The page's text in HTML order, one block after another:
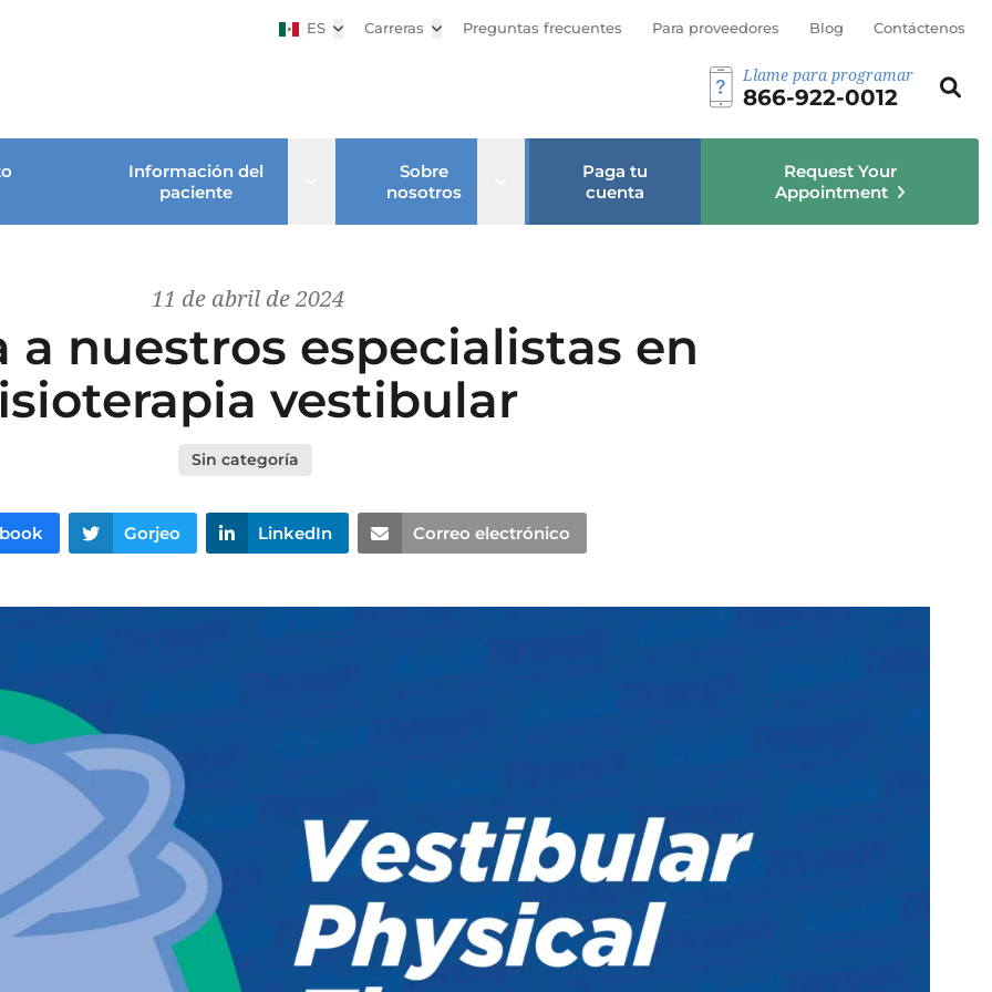
ES Abrir submenú
Carreras Abrir submenú
Preguntas frecuentes Para proveedores Blog Contáctenos
Llame para programar
866-922-0012
Busca
Información del
paciente
Open sub menu
Sobre
nosotros
Open sub menu
Paga tu
cuenta
Request Your
Appointment
11 de abril de 2024
a nuestros especialistas en
vestibular
Sin categoría
Gorjeo LinkedIn Correo electrónico